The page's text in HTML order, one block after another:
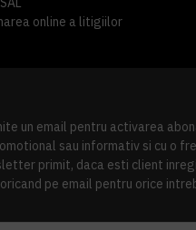
online a litigiilor
un email pentru activarea
sau informativ si cu o
primit, daca esti client
pe email pentru orice